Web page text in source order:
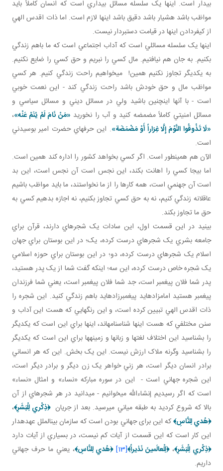
بيدار است. اينها يک سلسله مسائل بيداري است که انسان کاملاً بايد
مواظب باشد هشيار باشد دقيق باشد اينها لازم است. اما ذات اقدس الهي
از کيفردادن اينها در قيامت دست بردار نيست.
اينها يک سلسله مسائلي است که آداب اجتماعي است که ما باهم زندگي
بکنيم. به جان هم نيافتيم. مال کسي را نبريم و حق کسي را ضايع نکنيم.
به يکديگر تجاوز نکنيم همين! مي خواهيم راحت زندگي کنيم. هر کسي
مواظب مال و حق خودش باشد راحت زندگي کند - اين نعمت خوبي
است - با آنها اين چنين باشيد ولي در مسائل ديني و مسائل سياسي و
مسائل امنيتي کاملاً مضمضه کنيد و آب را نخوريد «مَنْ‏ نَامَ‏ لَمْ‏ يُنَمْ‏ عَنْه‏»،
«لَا تَذُوقُوا النَّوْمَ إِلَّا غِرَاراً أَوْ مَضْمَضَة». اين حرف هاي حضرت امير بوسيدني
است.
الآن هم همينطور است. اگر کسي بخواهد کشور را اداره کند همين است.
اما بيجا کسي را اهانت بکند، اين نجس است آن نجس است، اين بد
است آن جهنمي است، همه کارها را از ما نخواستند، ما بايد مواظب باشيم
عاقلانه زندگي کنيم، نه به حق کسي تجاوز بکنيم، نه اجازه بدهيم کسي به
حق ما تجاوز بکند.
بينيد در اين قسمت اول، اين سادات يک شجره اي دارند، قرآن براي
جامعه بشري يک شجره اي درست کرده، يک؛ در اين بوستان براي جهان
اسلام يک شجره اي درست کرده، دو؛ در اين بوستان براي حوزه اسلامي
يک شجره خاص درست کرده، اين سه؛ اينکه گفت شما از يک پدر هستيد،
پدر شما فلان پيغمبر است، جد شما فلان پيغمبر است، يعني شما فرزندان
پيغمبر هستيد امامزاده ايد پيغمبرزاده ايد باهم زندگي کنيد. اين شجره را
ذات اقدس الهي تبيين کرده است، و اين رنگ هايي که هست اين آداب و
سنن مختلفي که هست اينها شناسنامه اند، اينها براي اين است که يکديگر
را بشناسيد اين اختلاف لغت ها و زبان ها و زمينه ها براي اين است که يکديگر
را بشناسيد وگرنه ملاک ارزش نيست. اين يک بخش. اين که هر انساني
برادر انسان ديگر است، هر زني خواهر يک زن ديگر و برادر ديگر است،
اين شجره جهاني است - اين در سوره مبارکه «نساء» و امثال «نساء»
است که اگر رسيديم إن شاءالله مي خوانيم - مي دانيد در هر شجره اي از آن
بالا که شروع کرديد به طبقه مياني مي رسيد. بعد از جريان﴿ذِكْري‏ لِلْبَشَرِ﴾،
﴿هُدي لِلنَّاسِ﴾که اين برای جهاني بودن است که سازمان بين الملل عهده دار
اين کار است که اين قسمت از آيات کم نيست، در بسياري از آيات دارد
﴿ذِكْري‏ لِلْبَشَرِ﴾،﴿لِلْعالَمينَ نَذيراً﴾[13] ﴿هُدي لِلنَّاسِ﴾، يعني ما حرف جهاني
داريم.